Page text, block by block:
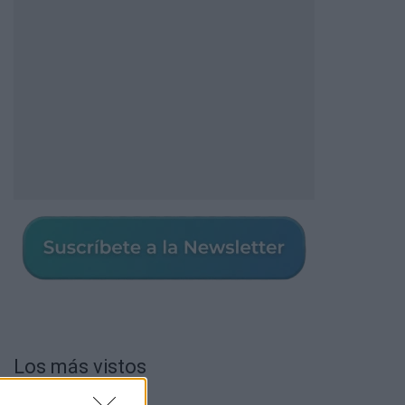
Los más vistos